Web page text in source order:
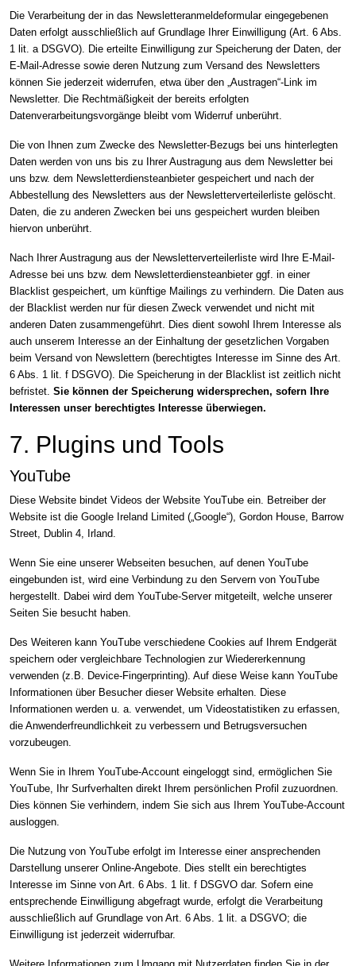
Die Verarbeitung der in das Newsletteranmeldeformular eingegebenen
Daten erfolgt ausschließlich auf Grundlage Ihrer Einwilligung (Art. 6 Abs.
1 lit. a DSGVO). Die erteilte Einwilligung zur Speicherung der Daten, der
E-Mail-Adresse sowie deren Nutzung zum Versand des Newsletters
können Sie jederzeit widerrufen, etwa über den „Austragen“-Link im
Newsletter. Die Rechtmäßigkeit der bereits erfolgten
Datenverarbeitungsvorgänge bleibt vom Widerruf unberührt.
Die von Ihnen zum Zwecke des Newsletter-Bezugs bei uns hinterlegten
Daten werden von uns bis zu Ihrer Austragung aus dem Newsletter bei
uns bzw. dem Newsletterdiensteanbieter gespeichert und nach der
Abbestellung des Newsletters aus der Newsletterverteilerliste gelöscht.
Daten, die zu anderen Zwecken bei uns gespeichert wurden bleiben
hiervon unberührt.
Nach Ihrer Austragung aus der Newsletterverteilerliste wird Ihre E-Mail-
Adresse bei uns bzw. dem Newsletterdiensteanbieter ggf. in einer
Blacklist gespeichert, um künftige Mailings zu verhindern. Die Daten aus
der Blacklist werden nur für diesen Zweck verwendet und nicht mit
anderen Daten zusammengeführt. Dies dient sowohl Ihrem Interesse als
auch unserem Interesse an der Einhaltung der gesetzlichen Vorgaben
beim Versand von Newslettern (berechtigtes Interesse im Sinne des Art.
6 Abs. 1 lit. f DSGVO). Die Speicherung in der Blacklist ist zeitlich nicht
befristet. Sie können der Speicherung widersprechen, sofern Ihre
Interessen unser berechtigtes Interesse überwiegen.
7. Plugins und Tools
YouTube
Diese Website bindet Videos der Website YouTube ein. Betreiber der
Website ist die Google Ireland Limited („Google“), Gordon House, Barrow
Street, Dublin 4, Irland.
Wenn Sie eine unserer Webseiten besuchen, auf denen YouTube
eingebunden ist, wird eine Verbindung zu den Servern von YouTube
hergestellt. Dabei wird dem YouTube-Server mitgeteilt, welche unserer
Seiten Sie besucht haben.
Des Weiteren kann YouTube verschiedene Cookies auf Ihrem Endgerät
speichern oder vergleichbare Technologien zur Wiedererkennung
verwenden (z.B. Device-Fingerprinting). Auf diese Weise kann YouTube
Informationen über Besucher dieser Website erhalten. Diese
Informationen werden u. a. verwendet, um Videostatistiken zu erfassen,
die Anwenderfreundlichkeit zu verbessern und Betrugsversuchen
vorzubeugen.
Wenn Sie in Ihrem YouTube-Account eingeloggt sind, ermöglichen Sie
YouTube, Ihr Surfverhalten direkt Ihrem persönlichen Profil zuzuordnen.
Dies können Sie verhindern, indem Sie sich aus Ihrem YouTube-Account
ausloggen.
Die Nutzung von YouTube erfolgt im Interesse einer ansprechenden
Darstellung unserer Online-Angebote. Dies stellt ein berechtigtes
Interesse im Sinne von Art. 6 Abs. 1 lit. f DSGVO dar. Sofern eine
entsprechende Einwilligung abgefragt wurde, erfolgt die Verarbeitung
ausschließlich auf Grundlage von Art. 6 Abs. 1 lit. a DSGVO; die
Einwilligung ist jederzeit widerrufbar.